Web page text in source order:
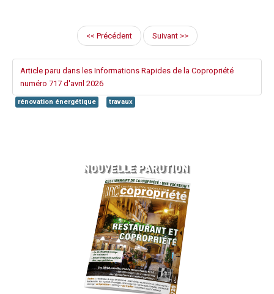
<< Précédent Suivant >>
Article paru dans les Informations Rapides de la Copropriété
numéro 717 d'avril 2026
rénovation énergétique travaux